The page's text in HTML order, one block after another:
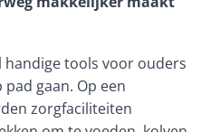
handige tools voor ouders
gaan. Op een
zorgfaciliteiten